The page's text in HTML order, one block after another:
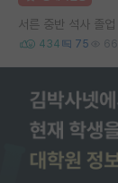
서른 중반 석사 졸
434 75